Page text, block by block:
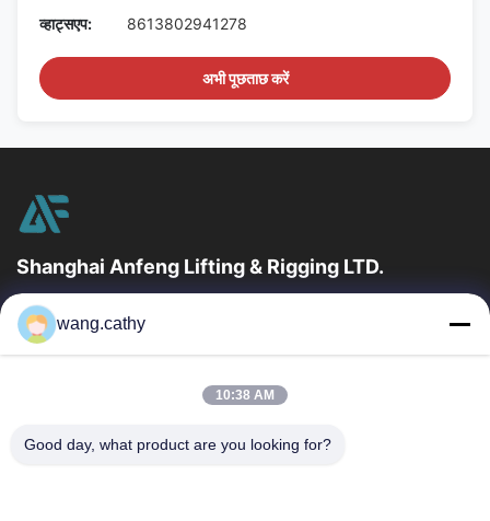
व्हाट्सएप:
8613802941278
अभी पूछताछ करें
Shanghai Anfeng Lifting & Rigging LTD.
उद्योग में 20 वर्षों के अनुभव के साथ, हम अपने ग्राहकों को प्रीमियम लिफ्टिंग और
हेराफेरी उत्पादों और कस्टम-डिज़ाइन किए गए लिफ्टिंग समाधान प्रदान...
त्वरित लिंक
उत्पादों
वीडियो
हमारे बारे में
wang.cathy
10:38 AM
Good day, what product are you looking for?